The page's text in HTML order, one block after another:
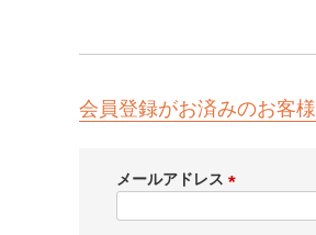
会員登録がお済みのお客様
メールアドレス